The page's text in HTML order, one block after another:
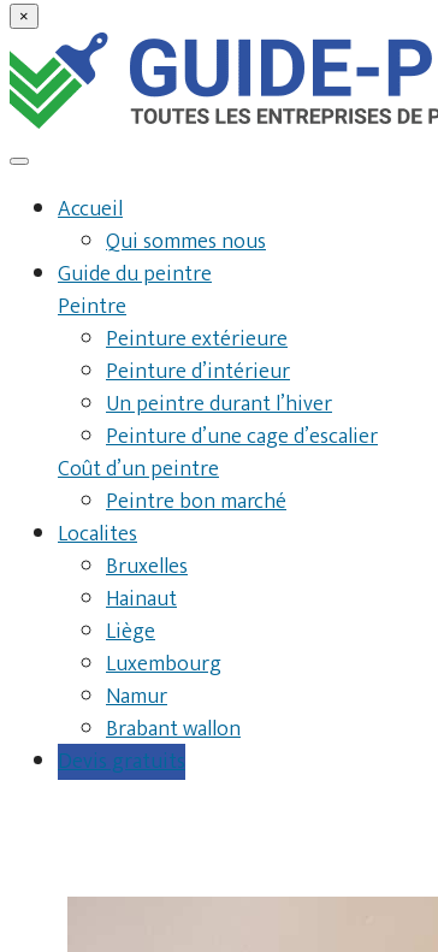
×
Accueil
Qui sommes nous
Guide du peintre
Peintre
Peinture extérieure
Peinture d’intérieur
Un peintre durant l’hiver
Peinture d’une cage d’escalier
Coût d’un peintre
Peintre bon marché
Localites
Bruxelles
Hainaut
Liège
Luxembourg
Namur
Brabant wallon
Devis gratuits